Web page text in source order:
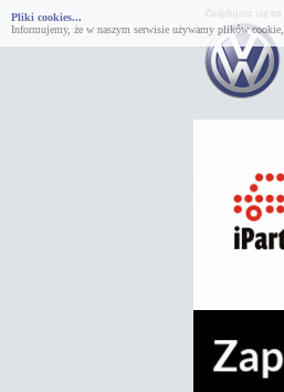
Pliki cookies...
Informujemy, że w naszym serwisie używamy plików
Znajdujesz się na